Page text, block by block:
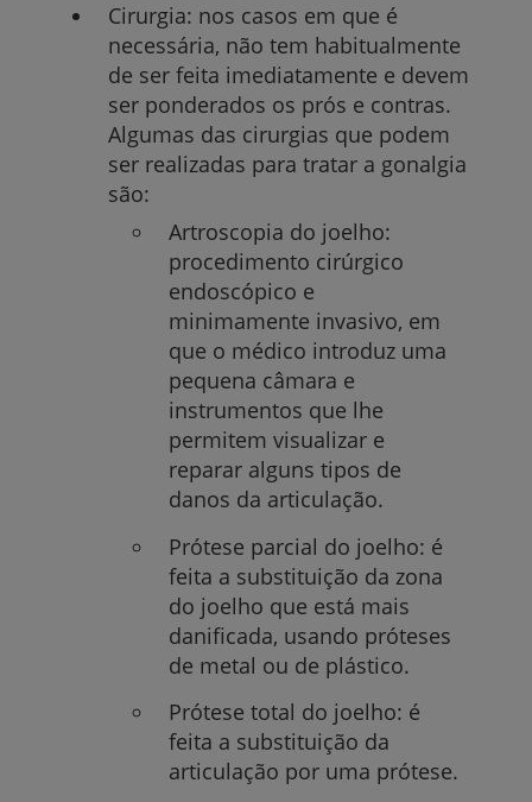
Cirurgia: nos casos em que é
necessária, não tem habitualmente
de ser feita imediatamente e devem
ser ponderados os prós e contras.
Algumas das cirurgias que podem
ser realizadas para tratar a gonalgia
são:
Artroscopia do joelho:
procedimento cirúrgico
endoscópico e
minimamente invasivo, em
que o médico introduz uma
pequena câmara e
instrumentos que lhe
permitem visualizar e
reparar alguns tipos de
danos da articulação.
Prótese parcial do joelho: é
feita a substituição da zona
do joelho que está mais
danificada, usando próteses
de metal ou de plástico.
Prótese total do joelho: é
feita a substituição da
articulação por uma prótese.